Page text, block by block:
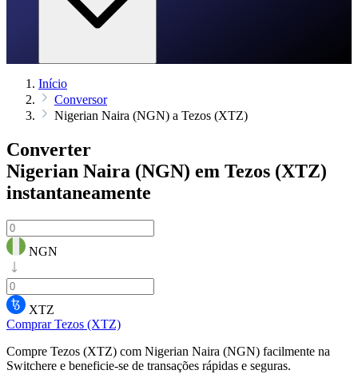
Início
Conversor
Nigerian Naira (NGN) a Tezos (XTZ)
Converter
Nigerian Naira (NGN) em Tezos (XTZ)
instantaneamente
NGN
XTZ
Comprar Tezos (XTZ)
Compre Tezos (XTZ) com Nigerian Naira (NGN) facilmente na
Switchere e beneficie-se de transações rápidas e seguras.